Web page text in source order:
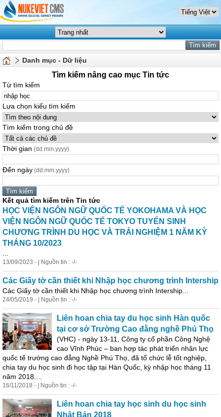
Danh mục - Dữ liệu
Tìm kiếm nâng cao mục Tin tức
Từ tìm kiếm
Lựa chọn kiểu tìm kiếm
Tìm kiếm trong chủ đề
Thời gian (dd.mm.yyyy)
Đến ngày (dd.mm.yyyy)
Kết quả tìm kiếm trên Tin tức
HỌC VIỆN NGÔN NGỮ QUỐC TẾ YOKOHAMA VÀ HỌC
VIỆN NGÔN NGỮ QUỐC TẾ TOKYO TUYỂN SINH
CHƯƠNG TRÌNH DU HỌC VÀ TRẢI NGHIỆM 1 NĂM KỲ
THÁNG 10/2023
13/09/2023 - | Nguồn tin : -/-
Các Giấy tờ cần thiết khi Nhập học chương trình Intership
Các Giấy tờ cần thiết khi Nhập học chương trình Intership...
24/05/2019 - | Nguồn tin : -/-
Liên hoan chia tay du học sinh Hàn quốc
tại cơ sở Trường Cao đằng nghề Phú Thọ
(VHC) - ngày 13-11, Công ty cổ phần Công Nghệ
cao Vĩnh Phúc – ban hợp tác phát triển nhân lực
quốc tế trường cao đẳng Nghề Phú Thọ, đã tổ chức lễ tốt nghiệp,
chia tay du học sinh đi học tập tại Hàn Quốc, kỳ nhập học tháng 11
năm 2018....
16/11/2018 - | Nguồn tin : -/-
Liên hoan chia tay học sinh du học sinh
Nhật Bản 2018